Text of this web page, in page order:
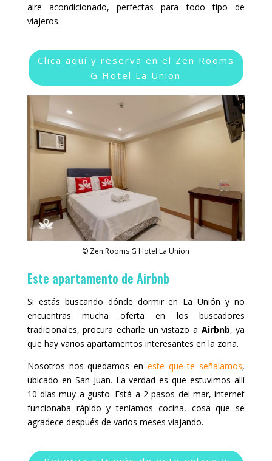
aire acondicionado, perfectas para todo tipo de
viajeros.
Clica aquí y reserva en el Zen Rooms
G Hotel La Union
© Zen Rooms G Hotel La Union
Este apartamento de Airbnb
Si estás buscando dónde dormir en La Unión y no
encuentras mucha oferta en los buscadores
tradicionales, procura echarle un vistazo a Airbnb, ya
que hay varios apartamentos interesantes en la zona.
Nosotros nos quedamos en este que te señalamos,
ubicado en San Juan. La verdad es que estuvimos allí
10 días muy a gusto. Está a 2 pasos del mar, internet
funcionaba rápido y teníamos cocina, cosa que se
agradece después de varios meses viajando.